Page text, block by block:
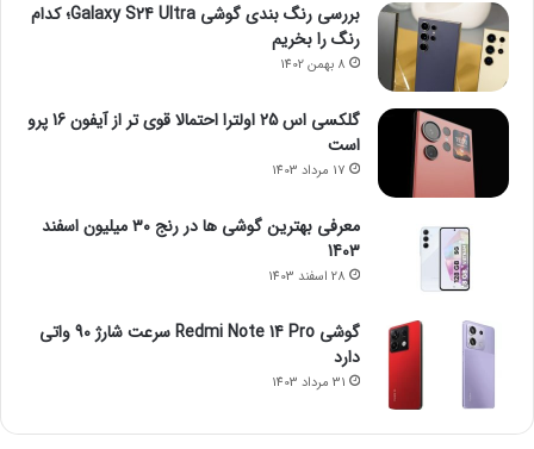
بررسی رنگ بندی گوشی Galaxy S24 Ultra؛ کدام
رنگ را بخریم
8 بهمن 1402
گلکسی اس 25 اولترا احتمالا قوی تر از آیفون 16 پرو
است
17 مرداد 1403
معرفی بهترین گوشی ها در رنج ۳۰ میلیون اسفند
1403
28 اسفند 1403
گوشی Redmi Note 14 Pro سرعت شارژ 90 واتی
دارد
31 مرداد 1403